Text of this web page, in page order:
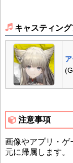
キャスティング
注意事項
画像やアプリ・ゲ
元に帰属します。